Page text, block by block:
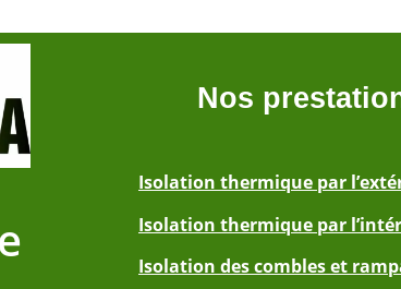
Nos
Isolation thermique par
Isolation thermique par
Isolation des combles et